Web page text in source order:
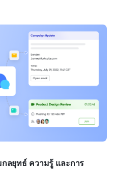
ลยุทธ์ ความรู้ และการ